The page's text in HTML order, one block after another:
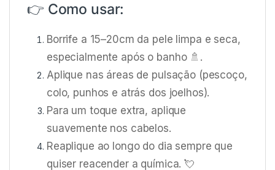
👉 Como usar:
Borrife a 15–20cm da pele limpa e seca,
especialmente após o banho 🚿.
Aplique nas áreas de pulsação (pescoço,
colo, punhos e atrás dos joelhos).
Para um toque extra, aplique
suavemente nos cabelos.
Reaplique ao longo do dia sempre que
quiser reacender a química. 💘